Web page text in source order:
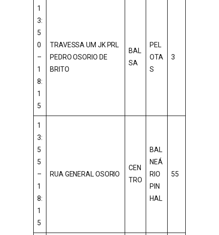
1
3:
5
0
–
1
8:
1
5
TRAVESSA UM JK PRL
PEDRO OSORIO DE
BRITO
BAL
SA
PEL
OTA
S
3
1
3:
5
5
–
1
8:
1
5
RUA GENERAL OSORIO
CEN
TRO
BAL
NEÁ
RIO
PIN
HAL
55